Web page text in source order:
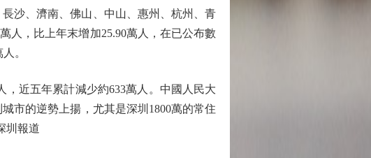
沙、濟南、佛山、中山、惠州、杭州、青
人，比上年末增加25.90萬人，在已公布數
。
近五年累計減少約633萬人。中國人民大
市的逆勢上揚，尤其是深圳1800萬的常住
圳報道